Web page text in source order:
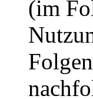
(im